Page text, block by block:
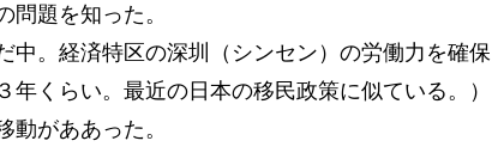
題を知った。
中。経済特区の深圳（シンセン）の労働力を確保
くらい。最近の日本の移民政策に似ている。）
がああった。